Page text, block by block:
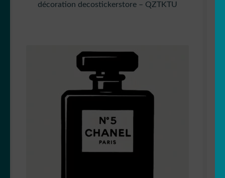
décoration decostickerstore – QZTKTU